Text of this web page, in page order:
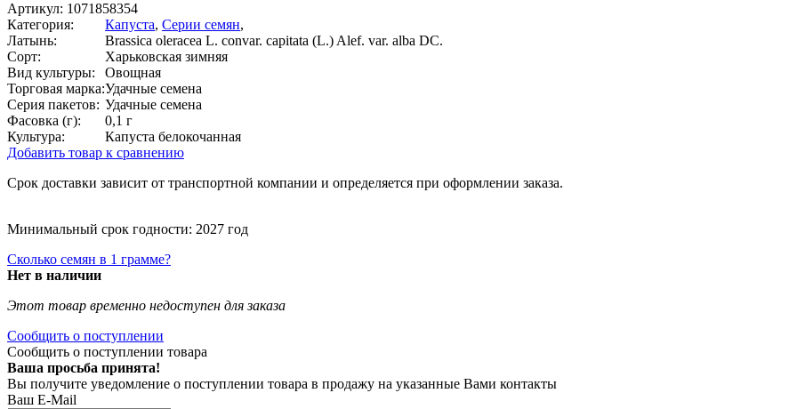
Артикул: 1071858354
Категория:
Капуста, Серии семян,
Латынь:
Brassica oleracea L. convar. capitata (L.) Alef. var. alba DC.
Сорт:
Харьковская зимняя
Вид культуры:
Овощная
Торговая марка:Удачные семена
Серия пакетов: Удачные семена
Фасовка (г):
0,1 г
Культура:
Капуста белокочанная
Добавить товар к сравнению
Срок доставки зависит от транспортной компании и определяется при оформлении заказа.
Минимальный срок годности: 2027 год
Сколько семян в 1 грамме?
Нет в наличии
Этот товар временно недоступен для заказа
Сообщить о поступлении
Сообщить о поступлении товара
Ваша просьба принята!
Вы получите уведомление о поступлении товара в продажу на указанные Вами контакты
Ваш E-Mail